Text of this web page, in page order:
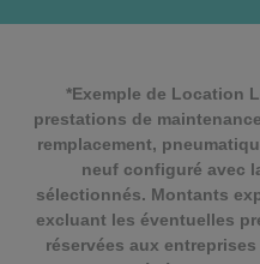
*Exemple de Location
prestations de
remplacement,
neuf configuré avec
sélectionnés. Montants
excluant les éventuelles
réservées aux